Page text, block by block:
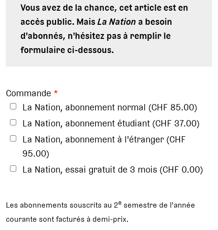
Vous avez de la chance, cet article est en
accès public. MaisLa Nationa besoin
d'abonnés, n'hésitez pas à remplir le
formulaire ci-dessous.
Commande *
La Nation, abonnement normal (CHF 85.00)
La Nation, abonnement étudiant (CHF 37.00)
La Nation, abonnement à l'étranger (CHF
95.00)
La Nation, essai gratuit de 3 mois (CHF 0.00)
Les abonnements souscrits au 2e semestre de l'année
courante sont facturés à demi-prix.